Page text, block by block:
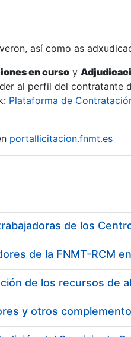
así como as
en curso y
al perfil del contratante
Plataforma de
portallicitacion.fnmt.es
y otros